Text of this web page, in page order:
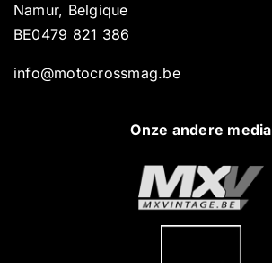
Namur, Belgique
BE0479 821 386
info@motocrossmag.be
Onze andere media